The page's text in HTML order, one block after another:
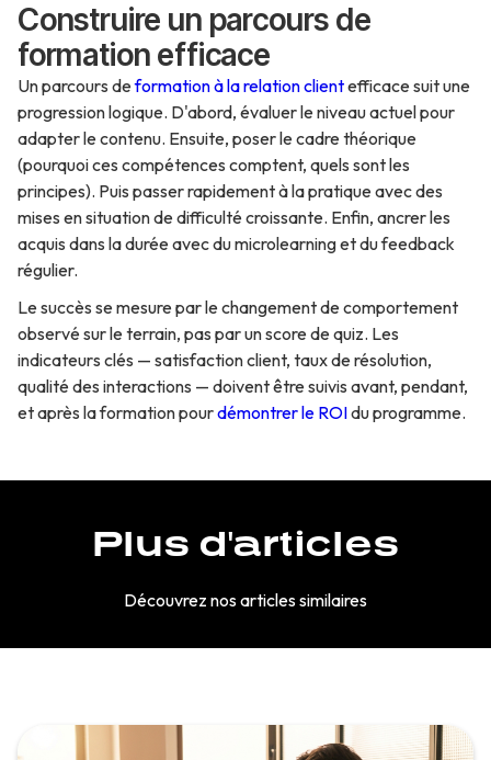
Construire un parcours de
formation efficace
Un parcours deformation à la relation clientefficace suit une
progression logique. D'abord, évaluer le niveau actuel pour
adapter le contenu. Ensuite, poser le cadre théorique
(pourquoi ces compétences comptent, quels sont les
principes). Puis passer rapidement à la pratique avec des
mises en situation de difficulté croissante. Enfin, ancrer les
acquis dans la durée avec du microlearning et du feedback
régulier.
Le succès se mesure par le changement de comportement
observé sur le terrain, pas par un score de quiz. Les
indicateurs clés — satisfaction client, taux de résolution,
qualité des interactions — doivent être suivis avant, pendant,
et après la formation pourdémontrer le ROIdu programme.
Plus d'articles
Découvrez nos articles similaires